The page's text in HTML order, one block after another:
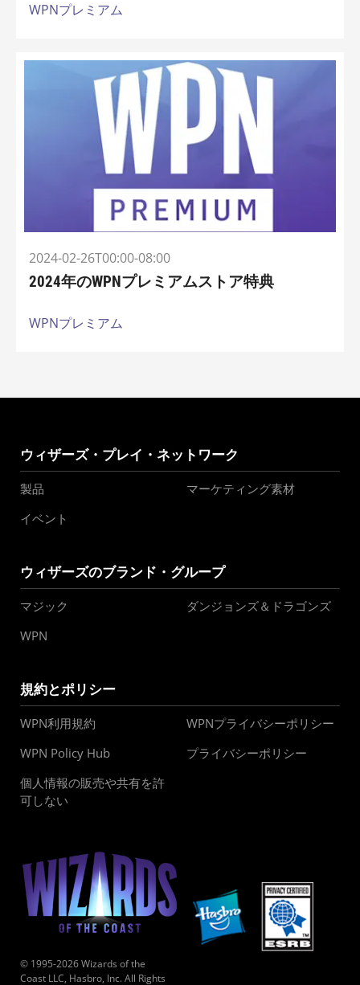
WPNプレミアム
2024-02-26T00:00-08:00
2024年のWPNプレミアムストア特典
WPNプレミアム
ウィザーズ・プレイ・ネットワーク
製品
マーケティング素材
イベント
ウィザーズのブランド・グループ
マジック
ダンジョンズ＆ドラゴンズ
WPN
規約とポリシー
WPN利用規約
WPNプライバシーポリシー
WPN Policy Hub
プライバシーポリシー
個人情報の販売や共有を許
可しない
© 1995-2026 Wizards of the
Coast LLC, Hasbro, Inc. All Rights